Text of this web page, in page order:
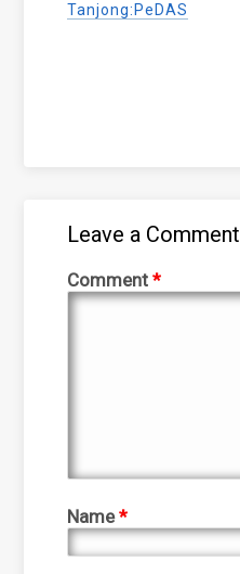
Tanjong:PeDAS
Leave a Comment
Comment*
Name*